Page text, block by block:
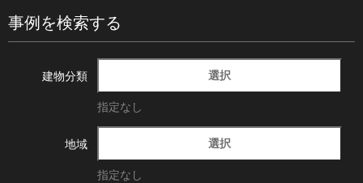
事例を検索する
建物分類 選択
指定なし
地域 選択
指定なし